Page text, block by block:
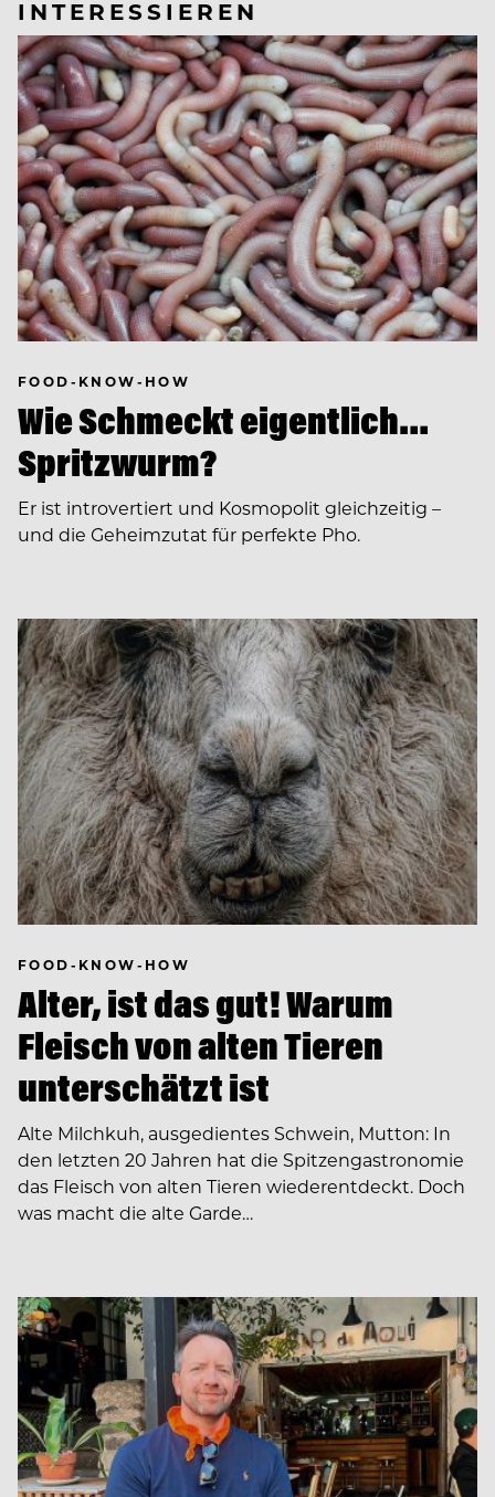
INTERESSIEREN
FOOD-KNOW-HOW
Wie Schmeckt eigentlich…
Spritzwurm?
Er ist introvertiert und Kosmopolit gleichzeitig –
und die Geheimzutat für perfekte Pho.
FOOD-KNOW-HOW
Alter, ist das gut! Warum
Fleisch von alten Tieren
unterschätzt ist
Alte Milchkuh, ausgedientes Schwein, Mutton: In
den letzten 20 Jahren hat die Spitzengastronomie
das Fleisch von alten Tieren wiederentdeckt. Doch
was macht die alte Garde…